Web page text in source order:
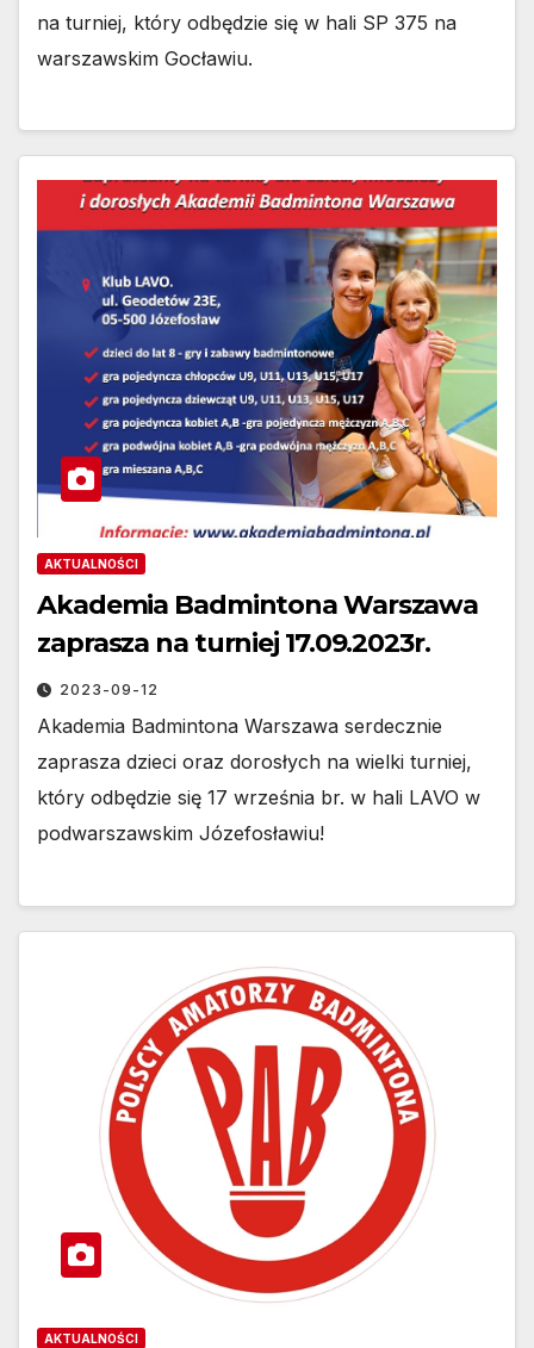
na turniej, który odbędzie się w hali SP 375 na
warszawskim Gocławiu.
AKTUALNOŚCI
Akademia Badmintona Warszawa
zaprasza na turniej 17.09.2023r.
2023-09-12
Akademia Badmintona Warszawa serdecznie
zaprasza dzieci oraz dorosłych na wielki turniej,
który odbędzie się 17 września br. w hali LAVO w
podwarszawskim Józefosławiu!
AKTUALNOŚCI